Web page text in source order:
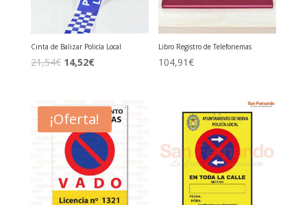
Cinta de Balizar Policía Local
21,54€ El
era:
21,54€.
14,52€El
es:
14,52€.
Libro Registro de Telefonemas
104,91€
¡Oferta!